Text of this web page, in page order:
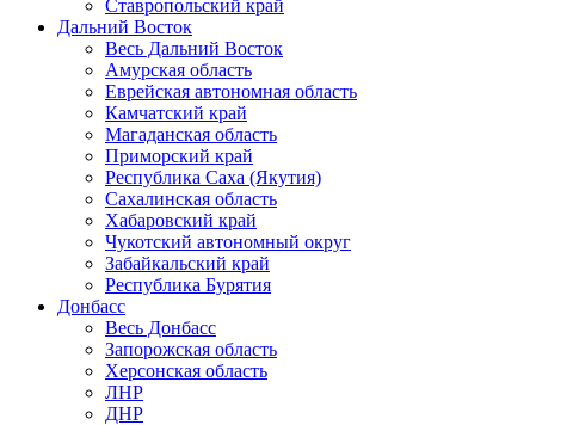
Ставропольский край
Дальний Восток
Весь Дальний Восток
Амурская область
Еврейская автономная область
Камчатский край
Магаданская область
Приморский край
Республика Саха (Якутия)
Сахалинская область
Хабаровский край
Чукотский автономный округ
Забайкальский край
Республика Бурятия
Донбасс
Весь Донбасс
Запорожская область
Херсонская область
ЛНР
ДНР